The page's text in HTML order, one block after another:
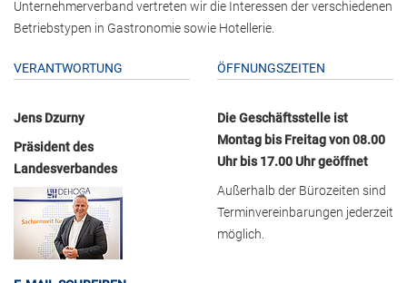
Unternehmerverband vertreten wir die Interessen der verschiedenen
Betriebstypen in Gastronomie sowie Hotellerie.
VERANTWORTUNG
Jens Dzurny
Präsident des
Landesverbandes
ÖFFNUNGSZEITEN
Die Geschäftsstelle ist
Montag bis Freitag von 08.00
Uhr bis 17.00 Uhr geöffnet
Außerhalb der Bürozeiten sind
Terminvereinbarungen jederzeit
möglich.